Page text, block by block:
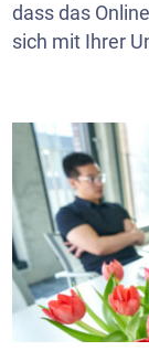
dass das
sich mit Ihrer